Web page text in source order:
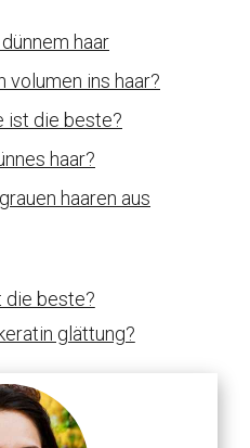
haar
volumen ins haar?
ist die beste?
haar?
haaren aus
die beste?
glättung?